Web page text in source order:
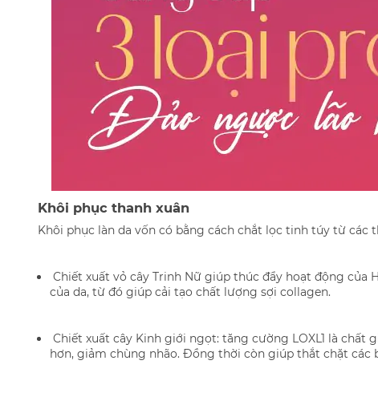
Khôi phục thanh xuân
Khôi phục làn da vốn có bằng cách chắt lọc tinh túy từ các
Chiết xuất vỏ cây Trinh Nữ giúp thúc đẩy hoạt động của
của da, từ đó giúp cải tạo chất lượng sợi collagen.
Chiết xuất cây Kinh giới ngọt: tăng cường LOXL1 là chất
hơn, giảm chùng nhão. Đồng thời còn giúp thắt chặt các